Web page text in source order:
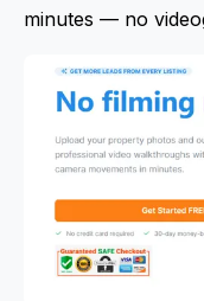
minutes — no